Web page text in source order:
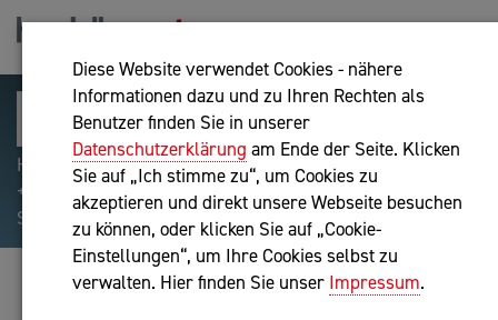
Diese Website verwendet Cookies - nähere
Informationen dazu und zu Ihren Rechten als
Benutzer finden Sie in unserer
Datenschutzerklärung am Ende der Seite. Klicken
Sie auf „Ich stimme zu“, um Cookies zu
akzeptieren und direkt unsere Webseite besuchen
zu können, oder klicken Sie auf „Cookie-
Einstellungen“, um Ihre Cookies selbst zu
verwalten. Hier finden Sie unser Impressum.
Hilfreiche Suchparameter: Begriff einschließen:
+webshop, Begriff ausschließen: -webshop, Exakter
Suchbegriff: "internet of things"
ENSIO GMBH